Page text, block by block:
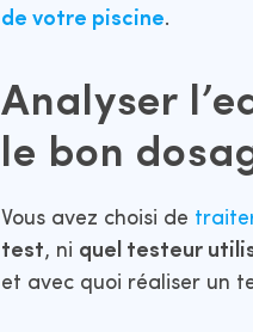
de votre piscine.
Analyser
le bon
Vous avez choisi de
test, ni quel testeur
et avec quoi réaliser un